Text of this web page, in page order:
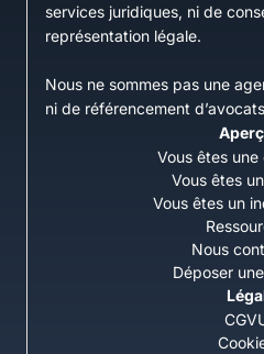
services juridiques, ni de
représentation légale.
Nous ne sommes pas une
ni de référencement
Vous êtes
Vous êtes
Vous êtes un
Nous
Déposer